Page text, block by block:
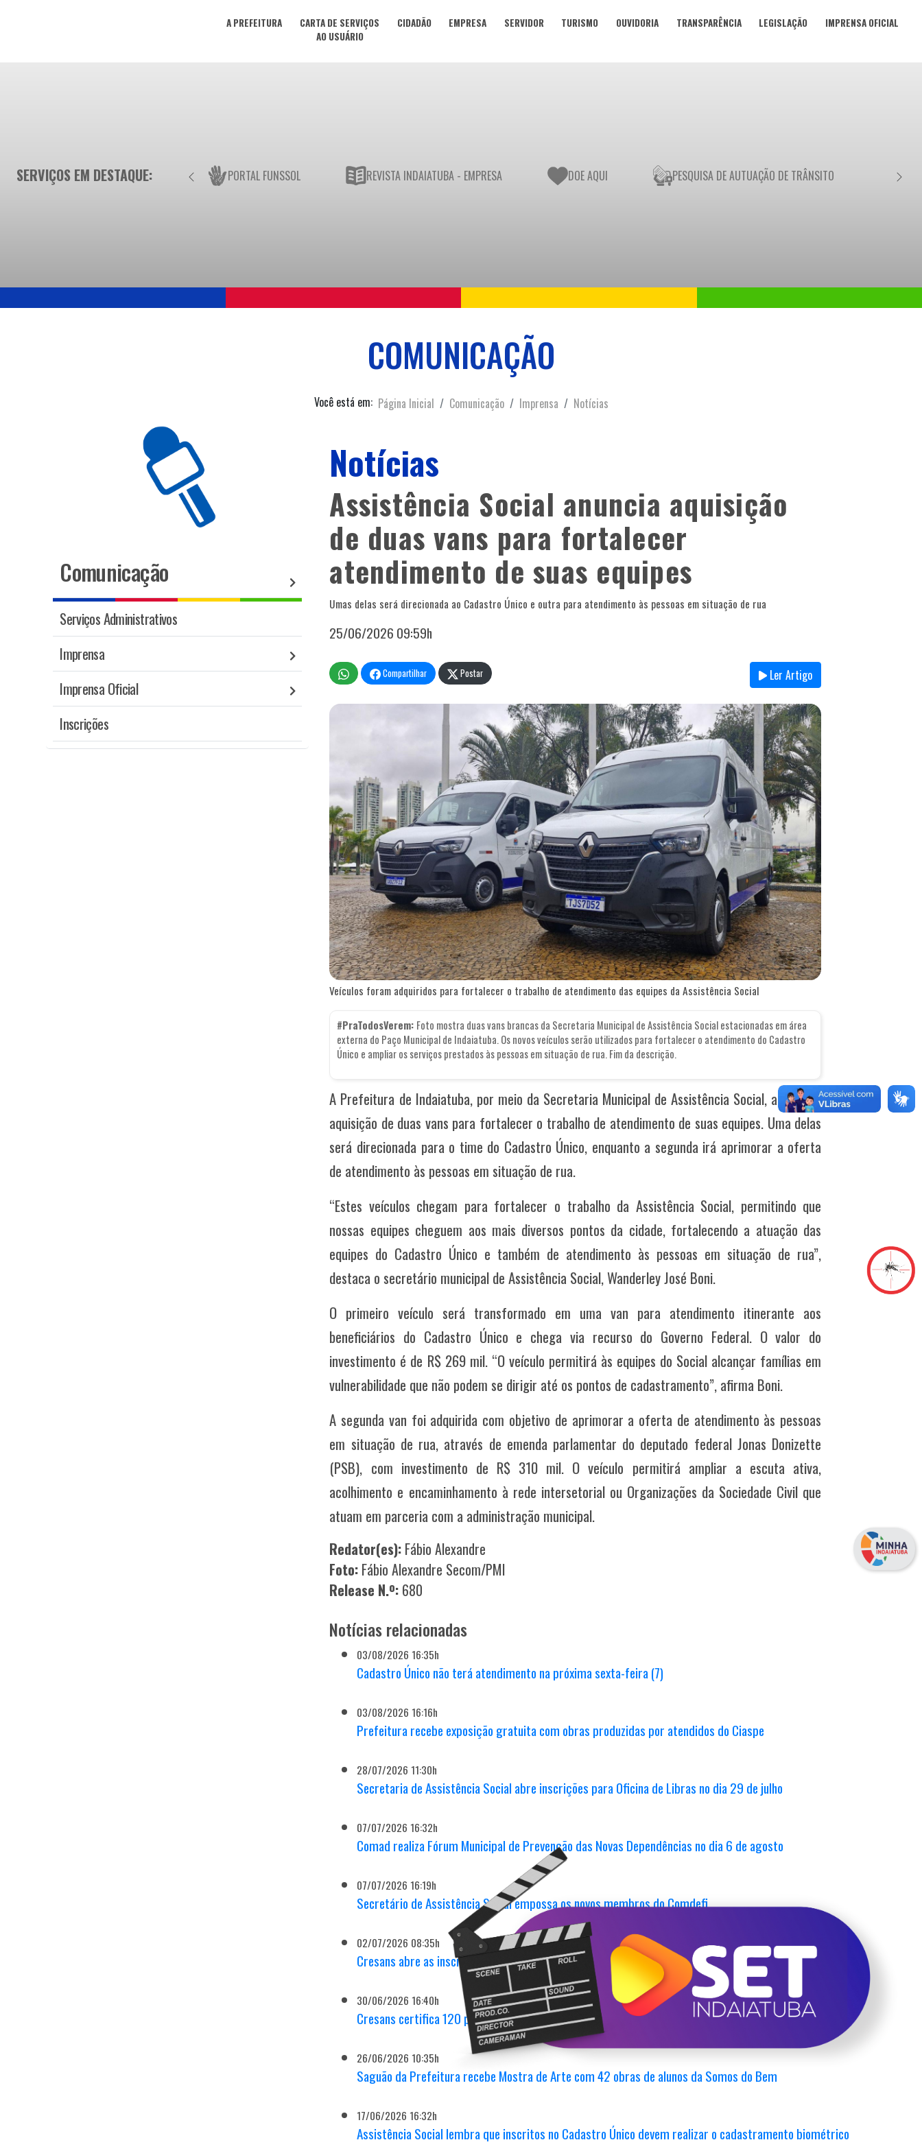
A PREFEITURA
CARTA DE SERVIÇOS
AO USUÁRIO
CIDADÃO EMPRESA SERVIDOR TURISMO OUVIDORIA TRANSPARÊNCIA LEGISLAÇÃO IMPRENSA OFICIAL
SERVIÇOS EM DESTAQUE: PORTAL FUNSSOL REVISTA INDAIATUBA - EMPRESA DOE AQUI PESQUISA DE AUTUAÇÃO DE TRÂNSITO
COMUNICAÇÃO
Você está em: Página Inicial Comunicação Imprensa Notícias
Comunicação
Serviços Administrativos
Imprensa
Imprensa Oficial
Inscrições
Notícias
Assistência Social anuncia aquisição
de duas vans para fortalecer
atendimento de suas equipes
Umas delas será direcionada ao Cadastro Único e outra para atendimento às pessoas em situação de rua
25/06/2026 09:59h
Compartilhar Postar Ler Artigo
Veículos foram adquiridos para fortalecer o trabalho de atendimento das equipes da Assistência Social
#PraTodosVerem: Foto mostra duas vans brancas da Secretaria Municipal de Assistência Social estacionadas em área
externa do Paço Municipal de Indaiatuba. Os novos veículos serão utilizados para fortalecer o atendimento do Cadastro
Único e ampliar os serviços prestados às pessoas em situação de rua. Fim da descrição.
A Prefeitura de Indaiatuba, por meio da Secretaria Municipal de Assistência Social, anuncia a
aquisição de duas vans para fortalecer o trabalho de atendimento de suas equipes. Uma delas
será direcionada para o time do Cadastro Único, enquanto a segunda irá aprimorar a oferta
de atendimento às pessoas em situação de rua.
“Estes veículos chegam para fortalecer o trabalho da Assistência Social, permitindo que
nossas equipes cheguem aos mais diversos pontos da cidade, fortalecendo a atuação das
equipes do Cadastro Único e também de atendimento às pessoas em situação de rua”,
destaca o secretário municipal de Assistência Social, Wanderley José Boni.
O primeiro veículo será transformado em uma van para atendimento itinerante aos
beneficiários do Cadastro Único e chega via recurso do Governo Federal. O valor do
investimento é de R$ 269 mil. “O veículo permitirá às equipes do Social alcançar famílias em
vulnerabilidade que não podem se dirigir até os pontos de cadastramento”, afirma Boni.
A segunda van foi adquirida com objetivo de aprimorar a oferta de atendimento às pessoas
em situação de rua, através de emenda parlamentar do deputado federal Jonas Donizette
(PSB), com investimento de R$ 310 mil. O veículo permitirá ampliar a escuta ativa,
acolhimento e encaminhamento à rede intersetorial ou Organizações da Sociedade Civil que
atuam em parceria com a administração municipal.
Redator(es): Fábio Alexandre
Foto: Fábio Alexandre Secom/PMI
Release N.º: 680
Notícias relacionadas
03/08/2026 16:35h
Cadastro Único não terá atendimento na próxima sexta-feira (7)
03/08/2026 16:16h
Prefeitura recebe exposição gratuita com obras produzidas por atendidos do Ciaspe
28/07/2026 11:30h
Secretaria de Assistência Social abre inscrições para Oficina de Libras no dia 29 de julho
07/07/2026 16:32h
Comad realiza Fórum Municipal de Prevenção das Novas Dependências no dia 6 de agosto
07/07/2026 16:19h
Secretário de Assistência Social empossa os novos membros do Comdefi
02/07/2026 08:35h
Cresans abre as inscrições do curso de educação alimentar para mães e cuidadores de pessoas com TEA
30/06/2026 16:40h
Cresans certifica 120 participantes dos cursos de Educação Alimentar
26/06/2026 10:35h
Saguão da Prefeitura recebe Mostra de Arte com 42 obras de alunos da Somos do Bem
17/06/2026 16:32h
Assistência Social lembra que inscritos no Cadastro Único devem realizar o cadastramento biométrico